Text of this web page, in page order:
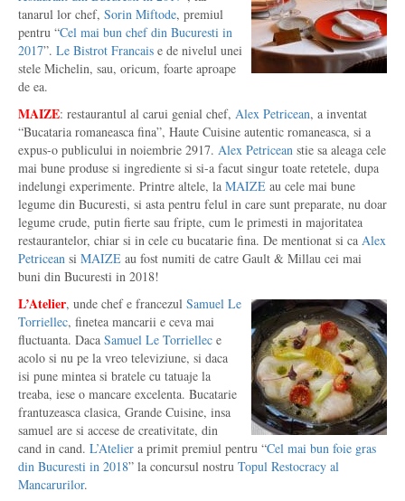
tanarul lor chef, Sorin Miftode, premiul
pentru “Cel mai bun chef din Bucuresti in
2017”. Le Bistrot Francais e de nivelul unei
stele Michelin, sau, oricum, foarte aproape
de ea.
MAIZE: restaurantul al carui genial chef, Alex Petricean, a inventat
“Bucataria romaneasca fina”, Haute Cuisine autentic romaneasca, si a
expus-o publicului in noiembrie 2917. Alex Petricean stie sa aleaga cele
mai bune produse si ingrediente si si-a facut singur toate retetele, dupa
indelungi experimente. Printre altele, la MAIZE au cele mai bune
legume din Bucuresti, si asta pentru felul in care sunt preparate, nu doar
legume crude, putin fierte sau fripte, cum le primesti in majoritatea
restaurantelor, chiar si in cele cu bucatarie fina. De mentionat si ca Alex
Petricean si MAIZE au fost numiti de catre Gault & Millau cei mai
buni din Bucuresti in 2018!
L’Atelier, unde chef e francezul Samuel Le
Torriellec, finetea mancarii e ceva mai
fluctuanta. Daca Samuel Le Torriellec e
acolo si nu pe la vreo televiziune, si daca
isi pune mintea si bratele cu tatuaje la
treaba, iese o mancare excelenta. Bucatarie
frantuzeasca clasica, Grande Cuisine, insa
samuel are si accese de creativitate, din
cand in cand. L’Atelier a primit premiul pentru “Cel mai bun foie gras
din Bucuresti in 2018” la concursul nostru Topul Restocracy al
Mancarurilor.